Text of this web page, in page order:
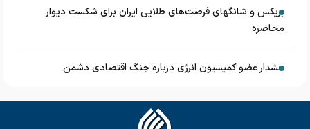
بریکس و شانگهای فرصت‌های طلایی ایران برای شکست دیوار
محاصره
هشدار عضو کمیسیون انرژی درباره جنگ اقتصادی دشمن